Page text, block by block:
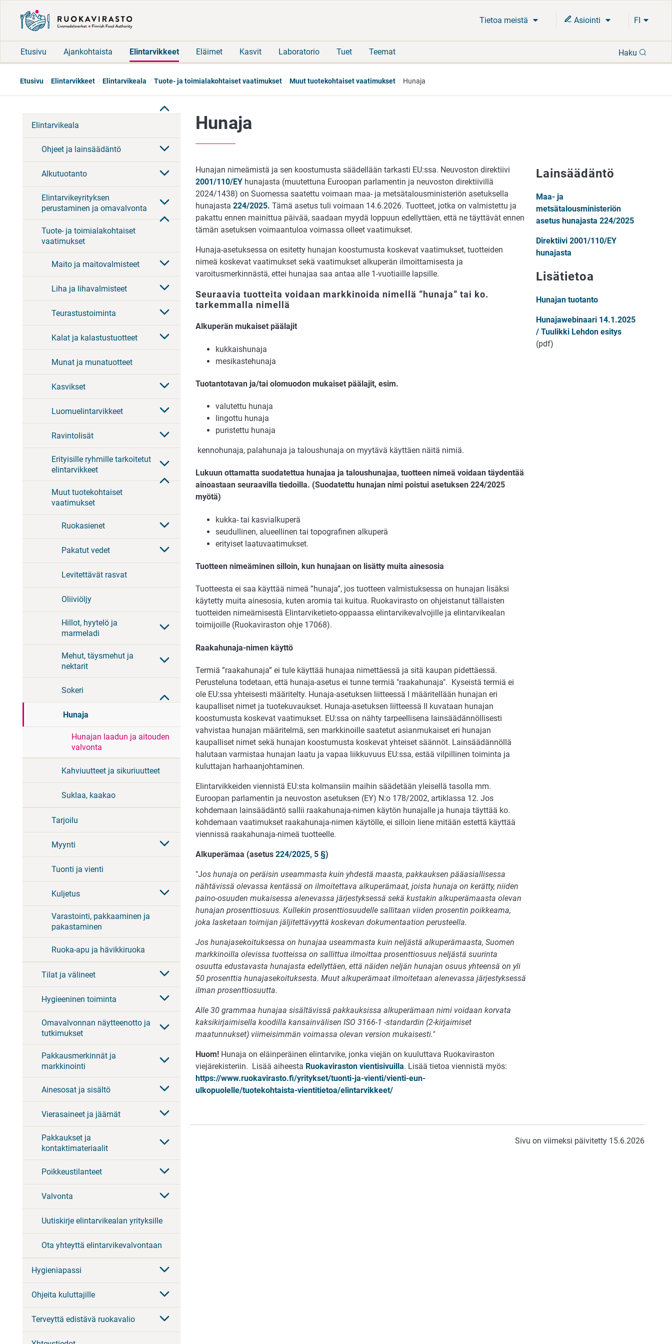
Tietoa meistä Asiointi FI
Etusivu Ajankohtaista Elintarvikkeet Eläimet Kasvit Laboratorio Tuet Teemat Haku
Etusivu Elintarvikkeet Elintarvikeala Tuote- ja toimialakohtaiset vaatimukset Muut tuotekohtaiset vaatimukset Hunaja
Elintarvikeala
Ohjeet ja lainsäädäntö
Alkutuotanto
Elintarvikeyrityksen
perustaminen ja omavalvonta
Tuote- ja toimialakohtaiset
vaatimukset
Maito ja maitovalmisteet
Liha ja lihavalmisteet
Teurastustoiminta
Kalat ja kalastustuotteet
Munat ja munatuotteet
Kasvikset
Luomuelintarvikkeet
Ravintolisät
Erityisille ryhmille tarkoitetut
elintarvikkeet
Muut tuotekohtaiset
vaatimukset
Ruokasienet
Pakatut vedet
Levitettävät rasvat
Oliiviöljy
Hillot, hyytelö ja
marmeladi
Mehut, täysmehut ja
nektarit
Sokeri
Hunaja
Hunajan laadun ja aitouden
valvonta
Kahviuutteet ja sikuriuutteet
Suklaa, kaakao
Tarjoilu
Myynti
Tuonti ja vienti
Kuljetus
Varastointi, pakkaaminen ja
pakastaminen
Ruoka-apu ja hävikkiruoka
Tilat ja välineet
Hygieeninen toiminta
Omavalvonnan näytteenotto ja
tutkimukset
Pakkausmerkinnät ja
markkinointi
Ainesosat ja sisältö
Vierasaineet ja jäämät
Pakkaukset ja
kontaktimateriaalit
Poikkeustilanteet
Valvonta
Uutiskirje elintarvikealan yrityksille
Ota yhteyttä elintarvikevalvontaan
Hygieniapassi
Ohjeita kuluttajille
Terveyttä edistävä ruokavalio
Hunaja
Hunajan nimeämistä ja sen koostumusta säädellään tarkasti EU:ssa. Neuvoston direktiivi
2001/110/EY hunajasta (muutettuna Euroopan parlamentin ja neuvoston direktiivillä
2024/1438) on Suomessa saatettu voimaan maa- ja metsätalousministeriön asetuksella
hunajasta 224/2025. Tämä asetus tuli voimaan 14.6.2026. Tuotteet, jotka on valmistettu ja
pakattu ennen mainittua päivää, saadaan myydä loppuun edellyttäen, että ne täyttävät ennen
tämän asetuksen voimaantuloa voimassa olleet vaatimukset.
Hunaja-asetuksessa on esitetty hunajan koostumusta koskevat vaatimukset, tuotteiden
nimeä koskevat vaatimukset sekä vaatimukset alkuperän ilmoittamisesta ja
varoitusmerkinnästä, ettei hunajaa saa antaa alle 1-vuotiaille lapsille.
Seuraavia tuotteita voidaan markkinoida nimellä ”hunaja” tai ko.
tarkemmalla nimellä
Alkuperän mukaiset päälajit
kukkaishunaja
mesikastehunaja
Tuotantotavan ja/tai olomuodon mukaiset päälajit, esim.
valutettu hunaja
lingottu hunaja
puristettu hunaja
kennohunaja, palahunaja ja taloushunaja on myytävä käyttäen näitä nimiä.
Lukuun ottamatta suodatettua hunajaa ja taloushunajaa, tuotteen nimeä voidaan täydentää
ainoastaan seuraavilla tiedoilla. (Suodatettu hunajan nimi poistui asetuksen 224/2025
myötä)
kukka- tai kasvialkuperä
seudullinen, alueellinen tai topografinen alkuperä
erityiset laatuvaatimukset.
Tuotteen nimeäminen silloin, kun hunajaan on lisätty muita ainesosia
Tuotteesta ei saa käyttää nimeä ”hunaja”, jos tuotteen valmistuksessa on hunajan lisäksi
käytetty muita ainesosia, kuten aromia tai kuitua. Ruokavirasto on ohjeistanut tällaisten
tuotteiden nimeämisestä Elintarviketieto-oppaassa elintarvikevalvojille ja elintarvikealan
toimijoille (Ruokaviraston ohje 17068).
Raakahunaja-nimen käyttö
Termiä ”raakahunaja” ei tule käyttää hunajaa nimettäessä ja sitä kaupan pidettäessä.
Perusteluna todetaan, että hunaja-asetus ei tunne termiä "raakahunaja". Kyseistä termiä ei
ole EU:ssa yhteisesti määritelty. Hunaja-asetuksen liitteessä I määritellään hunajan eri
kaupalliset nimet ja tuotekuvaukset. Hunaja-asetuksen liitteessä II kuvataan hunajan
koostumusta koskevat vaatimukset. EU:ssa on nähty tarpeellisena lainsäädännöllisesti
vahvistaa hunajan määritelmä, sen markkinoille saatetut asianmukaiset eri hunajan
kaupalliset nimet sekä hunajan koostumusta koskevat yhteiset säännöt. Lainsäädännöllä
halutaan varmistaa hunajan laatu ja vapaa liikkuvuus EU:ssa, estää vilpillinen toiminta ja
kuluttajan harhaanjohtaminen.
Elintarvikkeiden viennistä EU:sta kolmansiin maihin säädetään yleisellä tasolla mm.
Euroopan parlamentin ja neuvoston asetuksen (EY) N:o 178/2002, artiklassa 12. Jos
kohdemaan lainsäädäntö sallii raakahunaja-nimen käytön hunajalle ja hunaja täyttää ko.
kohdemaan vaatimukset raakahunaja-nimen käytölle, ei silloin liene mitään estettä käyttää
viennissä raakahunaja-nimeä tuotteelle.
Alkuperämaa (asetus 224/2025, 5 §)
"Jos hunaja on peräisin useammasta kuin yhdestä maasta, pakkauksen pääasiallisessa
nähtävissä olevassa kentässä on ilmoitettava alkuperämaat, joista hunaja on kerätty, niiden
paino-osuuden mukaisessa alenevassa järjestyksessä sekä kustakin alkuperämaasta olevan
hunajan prosenttiosuus. Kullekin prosenttiosuudelle sallitaan viiden prosentin poikkeama,
joka lasketaan toimijan jäljitettävyyttä koskevan dokumentaation perusteella.
Jos hunajasekoituksessa on hunajaa useammasta kuin neljästä alkuperämaasta, Suomen
markkinoilla olevissa tuotteissa on sallittua ilmoittaa prosenttiosuus neljästä suurinta
osuutta edustavasta hunajasta edellyttäen, että näiden neljän hunajan osuus yhteensä on yli
50 prosenttia hunajasekoituksesta. Muut alkuperämaat ilmoitetaan alenevassa järjestyksessä
ilman prosenttiosuutta.
Alle 30 grammaa hunajaa sisältävissä pakkauksissa alkuperämaan nimi voidaan korvata
kaksikirjaimisella koodilla kansainvälisen ISO 3166-1 -standardin (2-kirjaimiset
maatunnukset) viimeisimmän voimassa olevan version mukaisesti."
Huom! Hunaja on eläinperäinen elintarvike, jonka viejän on kuuluttava Ruokaviraston
viejärekisteriin. Lisää aiheesta Ruokaviraston vientisivuilla. Lisää tietoa viennistä myös:
https://www.ruokavirasto.fi/yritykset/tuonti-ja-vienti/vienti-eun-
ulkopuolelle/tuotekohtaista-vientitietoa/elintarvikkeet/
Lainsäädäntö
Maa- ja
metsätalousministeriön
asetus hunajasta 224/2025
Direktiivi 2001/110/EY
hunajasta
Lisätietoa
Hunajan tuotanto
Hunajawebinaari 14.1.2025
/ Tuulikki Lehdon esitys
(pdf)
Sivu on viimeksi päivitetty 15.6.2026